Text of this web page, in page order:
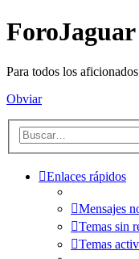
ForoJaguar
Para todos los
Obviar
Enlaces rápidos
Mensajes
Temas sin
Temas